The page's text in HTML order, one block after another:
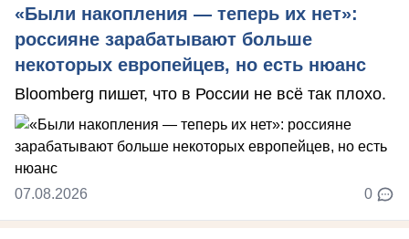
«Были накопления — теперь их нет»:
россияне зарабатывают больше
некоторых европейцев, но есть нюанс
Bloomberg пишет, что в России не всё так плохо.
07.08.2026 0